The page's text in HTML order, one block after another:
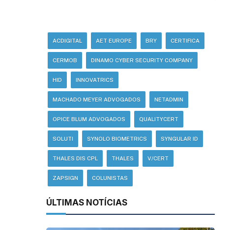
ACDIGITAL AET EUROPE BRY CERTIFICA
CERMOB DINAMO CYBER SECURITY COMPANY
HID INNOVATRICS
MACHADO MEYER ADVOGADOS NETADMIN
OPICE BLUM ADVOGADOS QUALITYCERT
SOLUTI SYNOLO BIOMETRICS SYNGULAR ID
THALES DIS CPL THALES V/CERT
ZAPSIGN COLUNISTAS
ÚLTIMAS NOTÍCIAS